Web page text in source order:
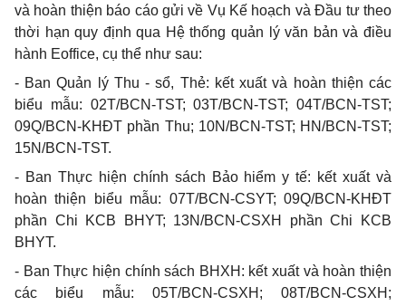
và hoàn thiện báo cáo gửivề Vụ Kế hoạch và Đầu tư theo
thời hạn quy định qua Hệ thống quản lý văn bản và điều
hành Eoffice, cụ thể như sau:
- Ban Quản lý Thu -sổ, Thẻ: kết xuất và hoàn thiện các
biểu mẫu: 02T/BCN-TST; 03T/BCN-TST; 04T/BCN-TST;
09Q/BCN-KHĐT phần Thu; 10N/BCN-TST; HN/BCN-TST;
15N/BCN-TST.
- Ban Thực hiện chính sách Bảo hiểm y tế: kết xuất và
hoàn thiện
biểu mẫu: 07T/BCN-CSYT; 09Q/BCN-KHĐT
phần Chi KCB BHYT; 13N/BCN-CSXH phần Chi KCB
BHYT.
- Ban Thực hiện chính sách BHXH: kết xuất và hoàn thiện
các
biểu mẫu: 05T/BCN-CSXH; 08T/BCN-CSXH;